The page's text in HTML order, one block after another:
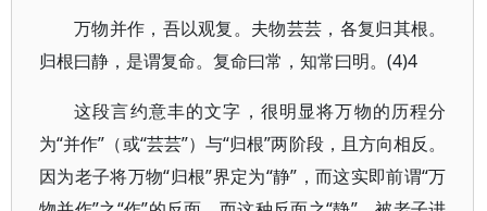
万物并作，吾以观复。夫物芸芸，各复归其根。
归根曰静，是谓复命。复命曰常，知常曰明。(4)4
这段言约意丰的文字，很明显将万物的历程分
为“并作”（或“芸芸”）与“归根”两阶段，且方向相反。
因为老子将万物“归根”界定为“静”，而这实即前谓“万